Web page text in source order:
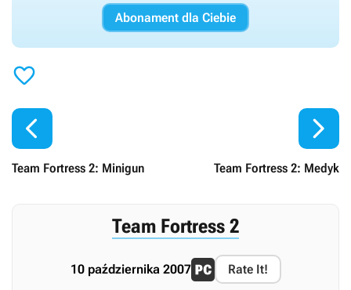
Abonament dla Ciebie


Team Fortress 2: Minigun Team Fortress 2: Medyk

Team Fortress 2
10 października 2007 Rate It!